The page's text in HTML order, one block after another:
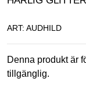
ART: AUDHILD
Denna produkt är
tillgänglig.